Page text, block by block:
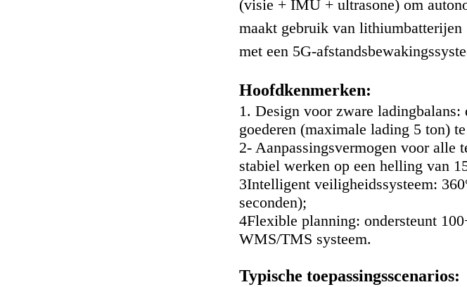
(visie + IMU + ultrasone) om
maakt gebruik van
met een 5G-
Hoofdkenmerken:
1. Design voor zware
goederen (maximale lading 5 ton)
2- Aanpassingsvermogen voor alle
stabiel werken op een helling van
3Intelligent veiligheidssysteem:
seconden);
4Flexible planning: ondersteunt
WMS/TMS systeem.
Typische toepassingsscenarios: